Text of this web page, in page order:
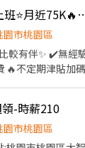
作內容 👷‍♂️粗工 $1570起/
酬漸增) 👷🏻打
👷🏻當月做滿23
款 3.週領
⭐️炸裂高時薪.馬上上
園市桃園區
🔥不定期津貼加
堆高機證照每個
上班地點》大園
區寶倉街
-時薪210
園市桃園區